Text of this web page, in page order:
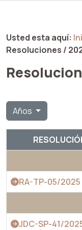
Usted esta aquí:
Resoluciones /
Años
RA-TP-05/2025
JDC-SP-41/